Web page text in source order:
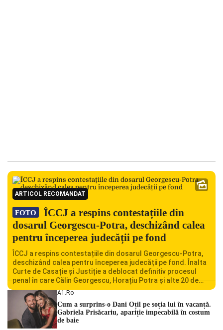
ARTICOL RECOMANDAT
FOTO
ÎCCJ a respins contestațiile din
dosarul Georgescu-Potra, deschizând calea
pentru începerea judecății pe fond
ÎCCJ a respins contestațiile din dosarul Georgescu-Potra,
deschizând calea pentru începerea judecății pe fond. Înalta
Curte de Casație și Justiție a deblocat definitiv procesul
penal în care Călin Georgescu, Horațiu Potra și alte 20 de
persoane sunt acuzați de acțiuni îndreptate împotriva
ordinii constituționale. În ședința din camera preliminară,
judecătorii de la instanța supremă au […]
A1.ro
Cum a surprins-o Dani Oțil pe soția lui în vacanță.
Gabriela Prisăcariu, apariție impecabilă în costum
de baie